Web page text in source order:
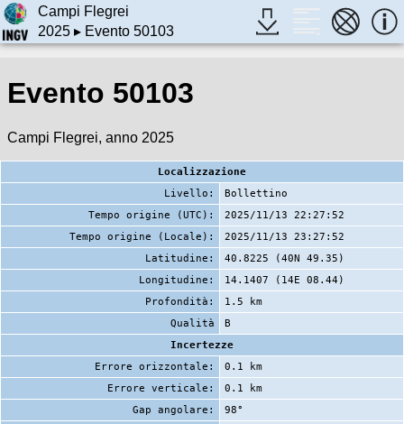
Campi Flegrei
2025▸ Evento 50103
Evento 50103
Campi Flegrei, anno 2025
Localizzazione
Livello:
Bollettino
Tempo origine (UTC):
2025/11/13 22:27:52
Tempo origine (Locale):
2025/11/13 23:27:52
Latitudine:
40.8225 (40N 49.35)
Longitudine:
14.1407 (14E 08.44)
Profondità:
1.5 km
Qualità
B
Incertezze
Errore orizzontale:
0.1 km
Errore verticale:
0.1 km
Gap angolare:
98°